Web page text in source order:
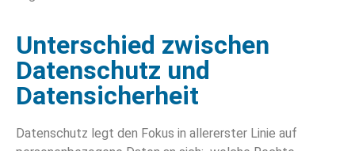
Unterschied zwischen
Datenschutz und
Datensicherheit
Datenschutz legt den Fokus in allererster Linie auf